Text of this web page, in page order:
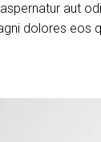
aut
dolores eos